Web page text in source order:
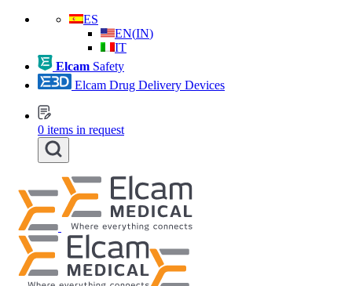
ES
EN(IN)
IT
Elcam Safety
Elcam Drug Delivery Devices
0 items in request